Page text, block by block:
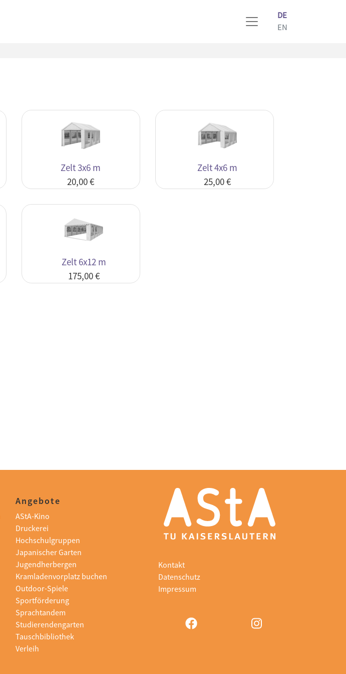
DE
EN
Zelt 3x6 m
20,00 €
Zelt 4x6 m
25,00 €
Zelt 6x12 m
175,00 €
Angebote
AStA-Kino
Druckerei
Hochschulgruppen
Japanischer Garten
Jugendherbergen
Kramladenvorplatz buchen
Outdoor-Spiele
Sportförderung
Sprachtandem
Studierendengarten
Tauschbibliothek
Verleih
Kontakt
Datenschutz
Impressum